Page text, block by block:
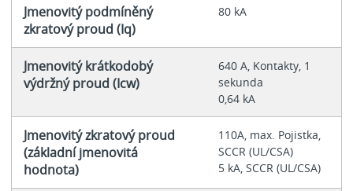
Jmenovitý podmíněný
zkratový proud (Iq)
80 kA
Jmenovitý krátkodobý
výdržný proud (Icw)
640 A, Kontakty, 1
sekunda
0,64 kA
Jmenovitý zkratový proud
(základní jmenovitá
hodnota)
110A, max. Pojistka,
SCCR (UL/CSA)
5 kA, SCCR (UL/CSA)